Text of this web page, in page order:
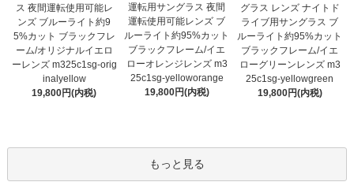
ス 夜間運転使用可能レ
ンズ ブルーライト約9
5%カット ブラックフレ
ーム/オリジナルイエロ
ーレンズ m325c1sg-orig
inalyellow
19,800円(内税)
運転用サングラス 夜間
運転使用可能レンズ ブ
ルーライト約95%カット
ブラックフレーム/イエ
ローオレンジレンズ m3
25c1sg-yelloworange
19,800円(内税)
グラス レンズ ナイトド
ライブ用サングラス ブ
ルーライト約95%カット
ブラックフレーム/イエ
ローグリーンレンズ m3
25c1sg-yellowgreen
19,800円(内税)
もっと見る